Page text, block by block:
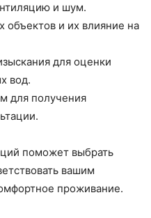
и шум.
объектов и их влияние на
для оценки
вод.
для получения
поможет выбрать
вашим
проживание.